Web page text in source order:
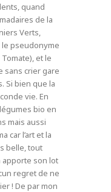
quand
de la
Verts,
pseudonyme
et le
sans crier gare
Si bien que la
vie. En
bio en
mais aussi
car l’art et la
belle, tout
apporte son lot
regret de ne
! De par mon